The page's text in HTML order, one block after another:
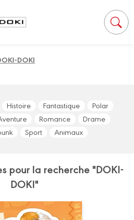
DOKI
Histoire Fantastique
Polar
Romance
Drame
Sport
Animaux
pour la recherche "DOKI-
DOKI"